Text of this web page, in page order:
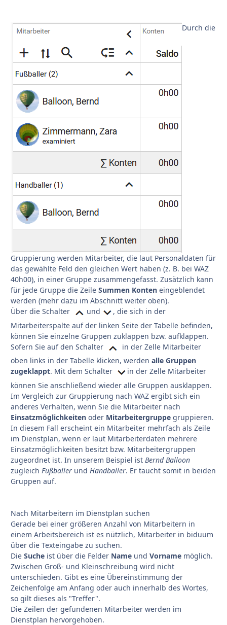
Durch die
Gruppierung werden Mitarbeiter, die laut Personaldaten für
das gewählte Feld den gleichen Wert haben (z. B. bei WAZ
40h00), in einer Gruppe zusammengefasst. Zusätzlich kann
für jede Gruppe die Zeile Summen Konten eingeblendet
werden (mehr dazu im Abschnitt weiter oben).
Über die Schalter
und
, die sich in der
Mitarbeiterspalte auf der linken Seite der Tabelle befinden,
können Sie einzelne Gruppen zuklappen bzw. aufklappen.
Sofern Sie auf den Schalter
in der Zelle Mitarbeiter
oben links in der Tabelle klicken, werden alle Gruppen
zugeklappt. Mit dem Schalter
in der Zelle Mitarbeiter
können Sie anschließend wieder alle Gruppen ausklappen.
Im Vergleich zur Gruppierung nach WAZ ergibt sich ein
anderes Verhalten, wenn Sie die Mitarbeiter nach
Einsatzmöglichkeiten oder Mitarbeitergruppe gruppieren.
In diesem Fall erscheint ein Mitarbeiter mehrfach als Zeile
im Dienstplan, wenn er laut Mitarbeiterdaten mehrere
Einsatzmöglichkeiten besitzt bzw. Mitarbeitergruppen
zugeordnet ist. In unserem Beispiel ist Bernd Balloon
zugleich Fußballer und Handballer. Er taucht somit in beiden
Gruppen auf.
Nach Mitarbeitern im Dienstplan suchen
Gerade bei einer größeren Anzahl von Mitarbeitern in
einem Arbeitsbereich ist es nützlich, Mitarbeiter in biduum
über die Texteingabe zu suchen.
Die Suche ist über die Felder Name und Vorname möglich.
Zwischen Groß- und Kleinschreibung wird nicht
unterschieden. Gibt es eine Übereinstimmung der
Zeichenfolge am Anfang oder auch innerhalb des Wortes,
so gilt dieses als "Treffer".
Die Zeilen der gefundenen Mitarbeiter werden im
Dienstplan hervorgehoben.